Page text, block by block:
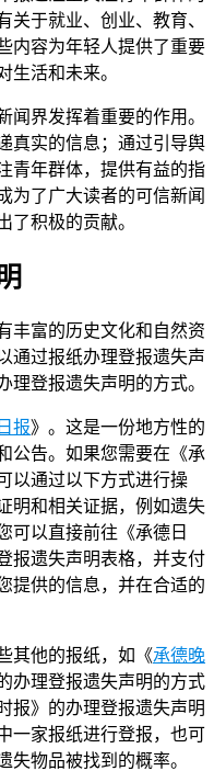
关于就业、创业、教育、
内容为年轻人提供了重要
生活和未来。
闻界发挥着重要的作用。
真实的信息；通过引导舆
青年群体，提供有益的指
为了广大读者的可信新闻
了积极的贡献。
丰富的历史文化和自然资
通过报纸办理登报遗失声
理登报遗失声明的方式。
报》。这是一份地方性的
公告。如果您需要在《承
以通过以下方式进行操
明和相关证据，例如遗失
可以直接前往《承德日
报遗失声明表格，并支付
提供的信息，并在合适的
其他的报纸，如《承德晚
办理登报遗失声明的方式
报》的办理登报遗失声明
一家报纸进行登报，也可
失物品被找到的概率。